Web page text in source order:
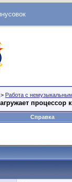
> Работа с
процессор
Справка